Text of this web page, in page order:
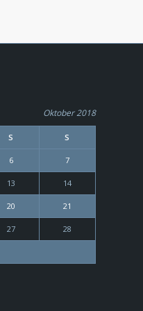
Oktober 2018
S S
6 7
13 14
20 21
27 28